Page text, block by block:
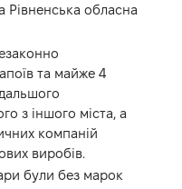
Рівненська обласна
та майже 4
з іншого міста, а
компаній
виробів.
були без марок